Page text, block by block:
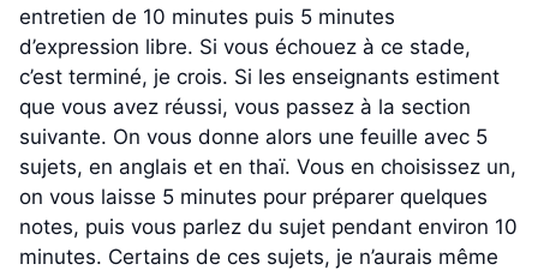
entretien de 10 minutes puis 5 minutes
d’expression libre. Si vous échouez à ce stade,
c’est terminé, je crois. Si les enseignants estiment
que vous avez réussi, vous passez à la section
suivante. On vous donne alors une feuille avec 5
sujets, en anglais et en thaï. Vous en choisissez un,
on vous laisse 5 minutes pour préparer quelques
notes, puis vous parlez du sujet pendant environ 10
minutes. Certains de ces sujets, je n’aurais même